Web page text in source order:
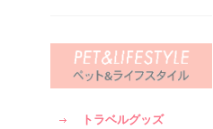
トラベルグッズ